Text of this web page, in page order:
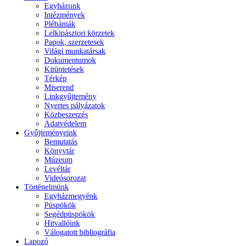
Egyházunk
Intézmények
Plébániák
Lelkipásztori körzetek
Papok, szerzetesek
Világi munkatársak
Dokumentumok
Kitüntetések
Térkép
Miserend
Linkgyűjtemény
Nyertes pályázatok
Közbeszerzés
Adatvédelem
Gyűjteményeink
Bemutatás
Könyvtár
Múzeum
Levéltár
Videósorozat
Történelmünk
Egyházmegyénk
Püspökök
Segédpüspökök
Hitvallóink
Válogatott bibliográfia
Lapozó